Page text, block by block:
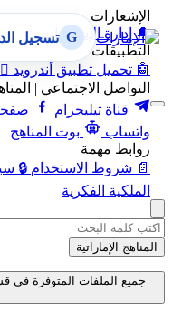
الإشعارات
🔔 إدارة الإشعارات
التطبيقات
🤖 تحميل تطبيق أندرويد 
التواصل الاجتماعي |
قناة تيليجرام
واتساب
بوت المناهج
روابط مهمة
📄 شروط الاستخدام 🔒
الملكية الفكرية
G تسجيل
المناهج الإماراتية